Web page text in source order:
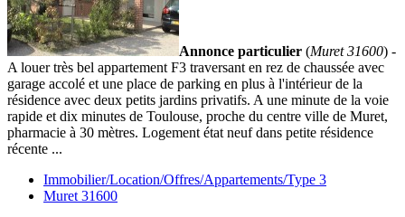
Annonce particulier (Muret 31600) -
A louer très bel appartement F3 traversant en rez de chaussée avec
garage accolé et une place de parking en plus à l'intérieur de la
résidence avec deux petits jardins privatifs. A une minute de la voie
rapide et dix minutes de Toulouse, proche du centre ville de Muret,
pharmacie à 30 mètres. Logement état neuf dans petite résidence
récente ...
Immobilier/Location/Offres/Appartements/Type 3
Muret 31600